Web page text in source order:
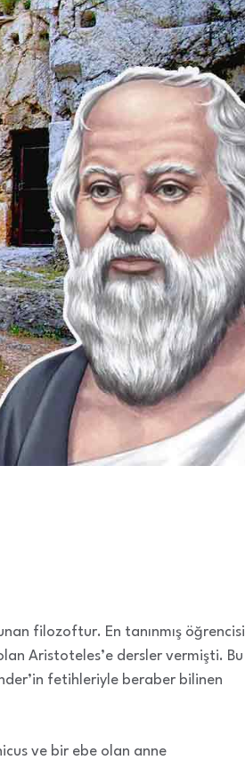
filozoftur. En tanınmış öğrencisi
Aristoteles’e dersler vermişti. Bu
fetihleriyle beraber bilinen
ve bir ebe olan anne